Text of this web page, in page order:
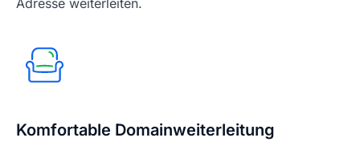
Adresse weiterleiten.
Komfortable Domainweiterleitung